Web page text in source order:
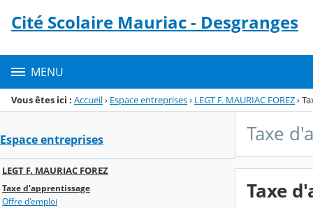
Menu de la rubrique
Contenu
Cité Scolaire Mauriac - Desgranges
MENU
Vous êtes ici : Accueil› Espace entreprises› LEGT F. MAURIAC FOREZ›
Espace entreprises
LEGT F. MAURIAC FOREZ
Taxe d'apprentissage
Offre d'emploi
Taxe
Taxe